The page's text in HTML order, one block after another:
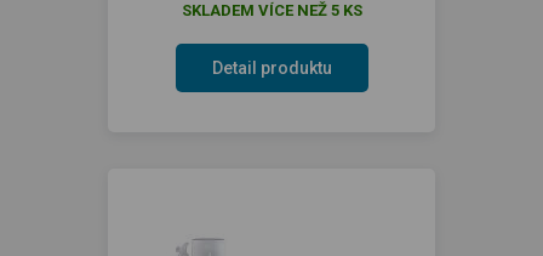
SKLADEM VÍCE NEŽ 5 KS
Detail produktu